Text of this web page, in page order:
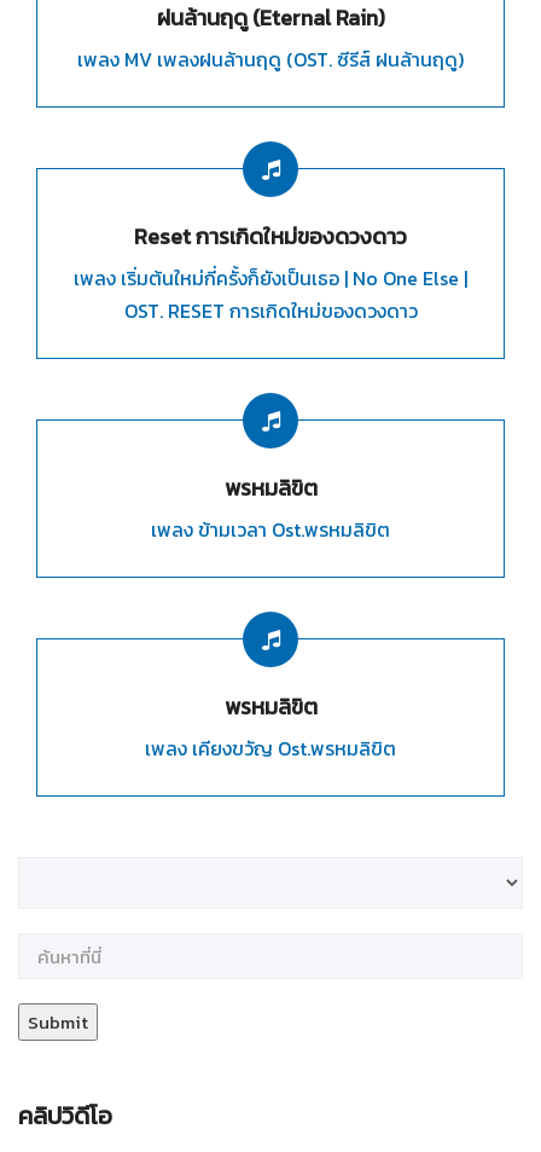
ฝนล้านฤดู (Eternal Rain)
เพลง MV เพลงฝนล้านฤดู (OST. ซีรีส์ ฝนล้านฤดู)
Reset การเกิดใหม่ของดวงดาว
เพลง เริ่มต้นใหม่กี่ครั้งก็ยังเป็นเธอ | No One Else |
OST. RESET การเกิดใหม่ของดวงดาว
พรหมลิขิต
เพลง ข้ามเวลา Ost.พรหมลิขิต
พรหมลิขิต
เพลง เคียงขวัญ Ost.พรหมลิขิต
คลิปวิดีโอ